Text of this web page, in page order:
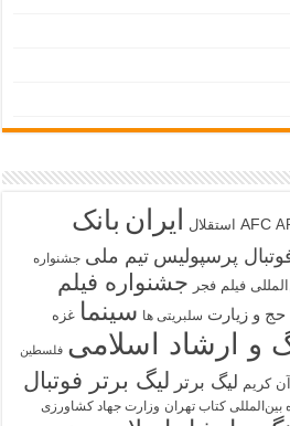
AFC استقلال ایران بانک
پرسپولیس تیم ملی جشنواره
فیلم فجر جشنواره فیلم
و زیارت سلبریتی ها سینما غزه
و ارشاد اسلامی فلسطین
کریم لیگ برتر لیگ برتر فوتبال
بین‌المللی کتاب تهران وزارت جهاد کشاورزی